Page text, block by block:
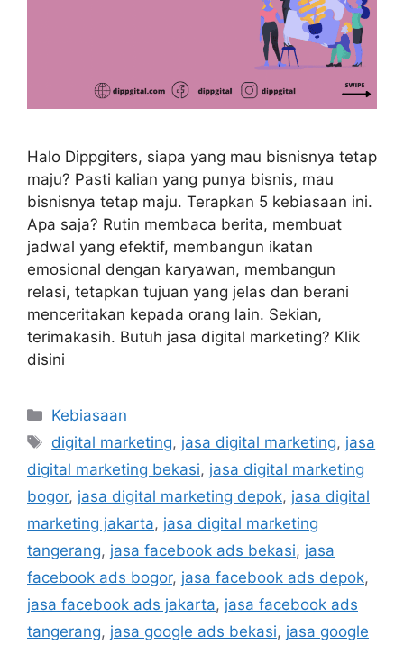
Halo Dippgiters, siapa yang mau bisnisnya tetap
maju? Pasti kalian yang punya bisnis, mau
bisnisnya tetap maju. Terapkan 5 kebiasaan ini.
Apa saja? Rutin membaca berita, membuat
jadwal yang efektif, membangun ikatan
emosional dengan karyawan, membangun
relasi, tetapkan tujuan yang jelas dan berani
menceritakan kepada orang lain. Sekian,
terimakasih. Butuh jasa digital marketing? Klik
disini
Kebiasaan
digital marketing, jasa digital marketing, jasa
digital marketing bekasi, jasa digital marketing
bogor, jasa digital marketing depok, jasa digital
marketing jakarta, jasa digital marketing
tangerang, jasa facebook ads bekasi, jasa
facebook ads bogor, jasa facebook ads depok,
jasa facebook ads jakarta, jasa facebook ads
tangerang, jasa google ads bekasi, jasa google